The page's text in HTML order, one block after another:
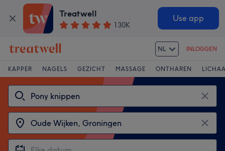
Treatwell
130K
Use app
NL INLOGGEN
KAPPER NAGELS GEZICHT MASSAGE ONTHAREN